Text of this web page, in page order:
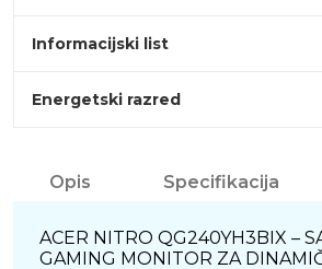
Informacijski list
Energetski razred
Opis Specifikacija
ACER NITRO QG240YH3BIX –
GAMING MONITOR ZA